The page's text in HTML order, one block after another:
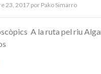
23, 2017por Pako Simarro
A la ruta pel riu